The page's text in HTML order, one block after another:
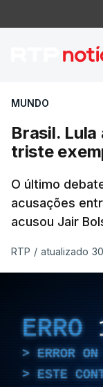
Brasil.
MUNDO
Brasil.
triste
O último
acusações
acusou Jair
RTP / atualizado
ERRO
ERROR
ESTE